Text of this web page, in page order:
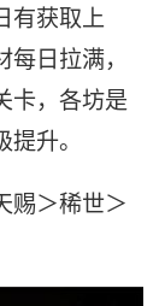
有获取上
日拉满，
卡，各坊是
升。
赐＞稀世＞